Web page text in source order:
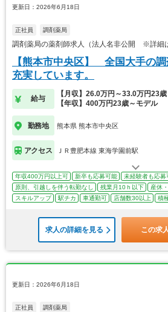
更新日：2026年6月18日
正社員 調剤薬局
調剤薬局の薬剤師求人（法人名非公開 ※詳細
【熊本市中央区】 全国大手の
充実しています。
給与
【月収】26.0万円～33.0万円23
【年収】400万円23歳～モデル
勤務地 熊本県 熊本市中央区
アクセス ＪＲ豊肥本線 東海学園前駅
年収400万円以上可 新卒も応募可能
未経験者も応募
原則、引越しを伴う転勤なし
残業月10ｈ以下
産休
スキルアップ
駅チカ 車通勤可 店舗数30以上 積
求人の詳細を見る この求
更新日：2026年6月18日
正社員 調剤薬局